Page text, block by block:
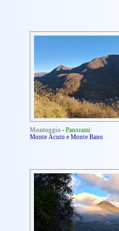
Montoggio - Panorami
Monte Acuto e Monte Bano